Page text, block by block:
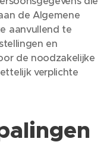
de Algemene
aanvullend te
en
de noodzakelijke
verplichte